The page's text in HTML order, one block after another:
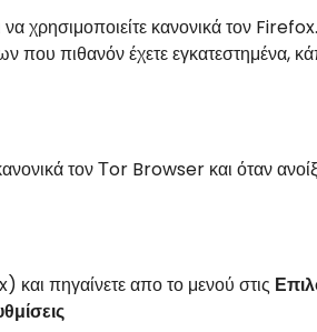
χρησιμοποιείτε κανονικά τον
πιθανόν έχετε εγκατεστημένα,
τον Τor Browser και όταν
πηγαίνετε απο το μενού στις